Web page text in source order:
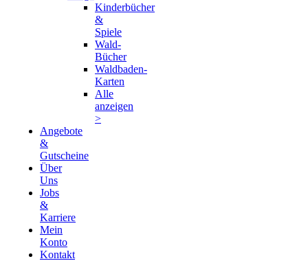
Kinderbücher
&
Spiele
Wald-
Bücher
Waldbaden-
Karten
Alle
anzeigen
>
Angebote
&
Gutscheine
Über
Uns
Jobs
&
Karriere
Mein
Konto
Kontakt